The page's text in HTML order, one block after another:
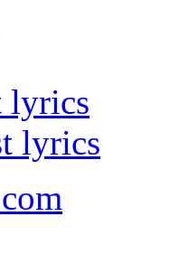
lyrics
lyrics